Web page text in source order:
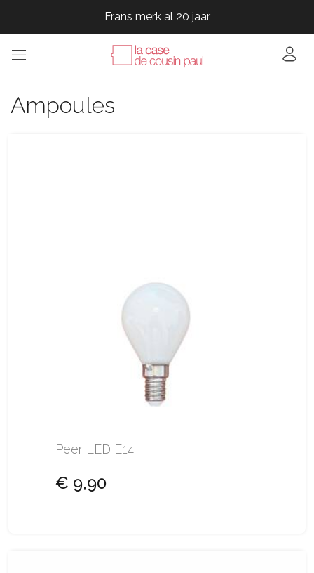
Frans merk al 20 jaar
Frans merk al 20 jaar
Frans merk al 20 jaar
Ampoules
Peer LED E14
€ 9,90